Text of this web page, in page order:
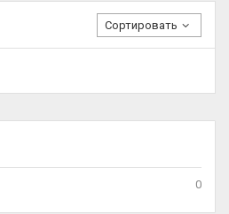
0
Сортировать